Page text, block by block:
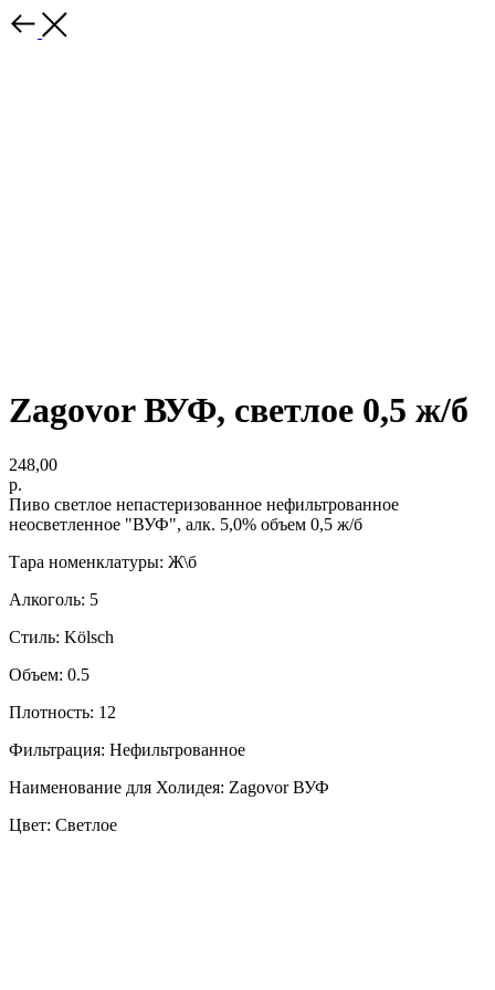
Zagovor ВУФ, светлое 0,5 ж/б
248,00
р.
Пиво светлое непастеризованное нефильтрованное
неосветленное "ВУФ", алк. 5,0% объем 0,5 ж/б
Тара номенклатуры: Ж\б
Алкоголь: 5
Стиль: Kölsch
Объем: 0.5
Плотность: 12
Фильтрация: Нефильтрованное
Наименование для Холидея: Zagovor ВУФ
Цвет: Светлое